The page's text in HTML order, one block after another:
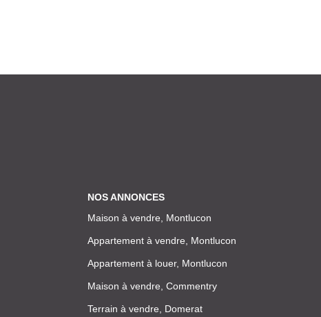
NOS ANNONCES
Maison à vendre, Montlucon
Appartement à vendre, Montlucon
Appartement à louer, Montlucon
Maison à vendre, Commentry
Terrain à vendre, Domerat